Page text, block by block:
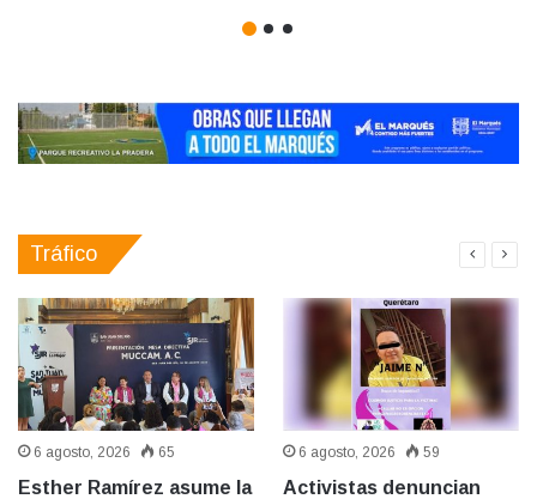
Tráfico
6 agosto, 2026 65
Esther Ramírez asume la
6 agosto, 2026 59
Activistas denuncian